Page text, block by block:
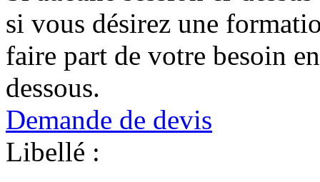
si vous désirez une
faire part de votre besoin
dessous.
Demande de devis
Libellé :